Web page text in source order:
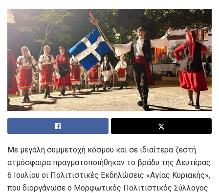
Με μεγάλη συμμετοχή κόσμου και σε ιδιαίτερα ζεστή
ατμόσφαιρα πραγματοποιήθηκαν το βράδυ της Δευτέρας
6 Ιουλίου οι Πολιτιστικές Εκδηλώσεις «Αγίας Κυριακής»,
που διοργάνωσε ο Μορφωτικός Πολιτιστικός Σύλλογος